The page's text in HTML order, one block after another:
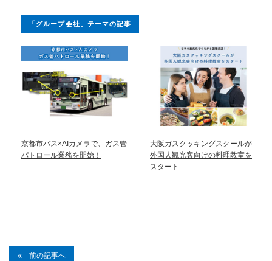
「グループ会社」テーマの記事
京都市バス×AIカメラで、ガス管
パトロール業務を開始！
大阪ガスクッキングスクールが
外国人観光客向けの料理教室を
スタート
前の記事へ